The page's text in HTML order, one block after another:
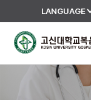
LANGUAGE
진료 안내